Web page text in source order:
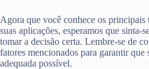
Agora que você conhece os principais
suas aplicações, esperamos que sinta-
tomar a decisão certa. Lembre-se de
fatores mencionados para garantir que
adequada possível.